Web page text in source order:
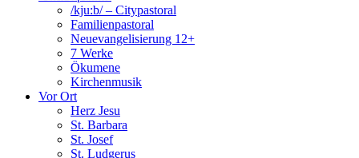
/kju:b/ – Citypastoral
Familienpastoral
Neuevangelisierung 12+
7 Werke
Ökumene
Kirchenmusik
Vor Ort
Herz Jesu
St. Barbara
St. Josef
St. Ludgerus